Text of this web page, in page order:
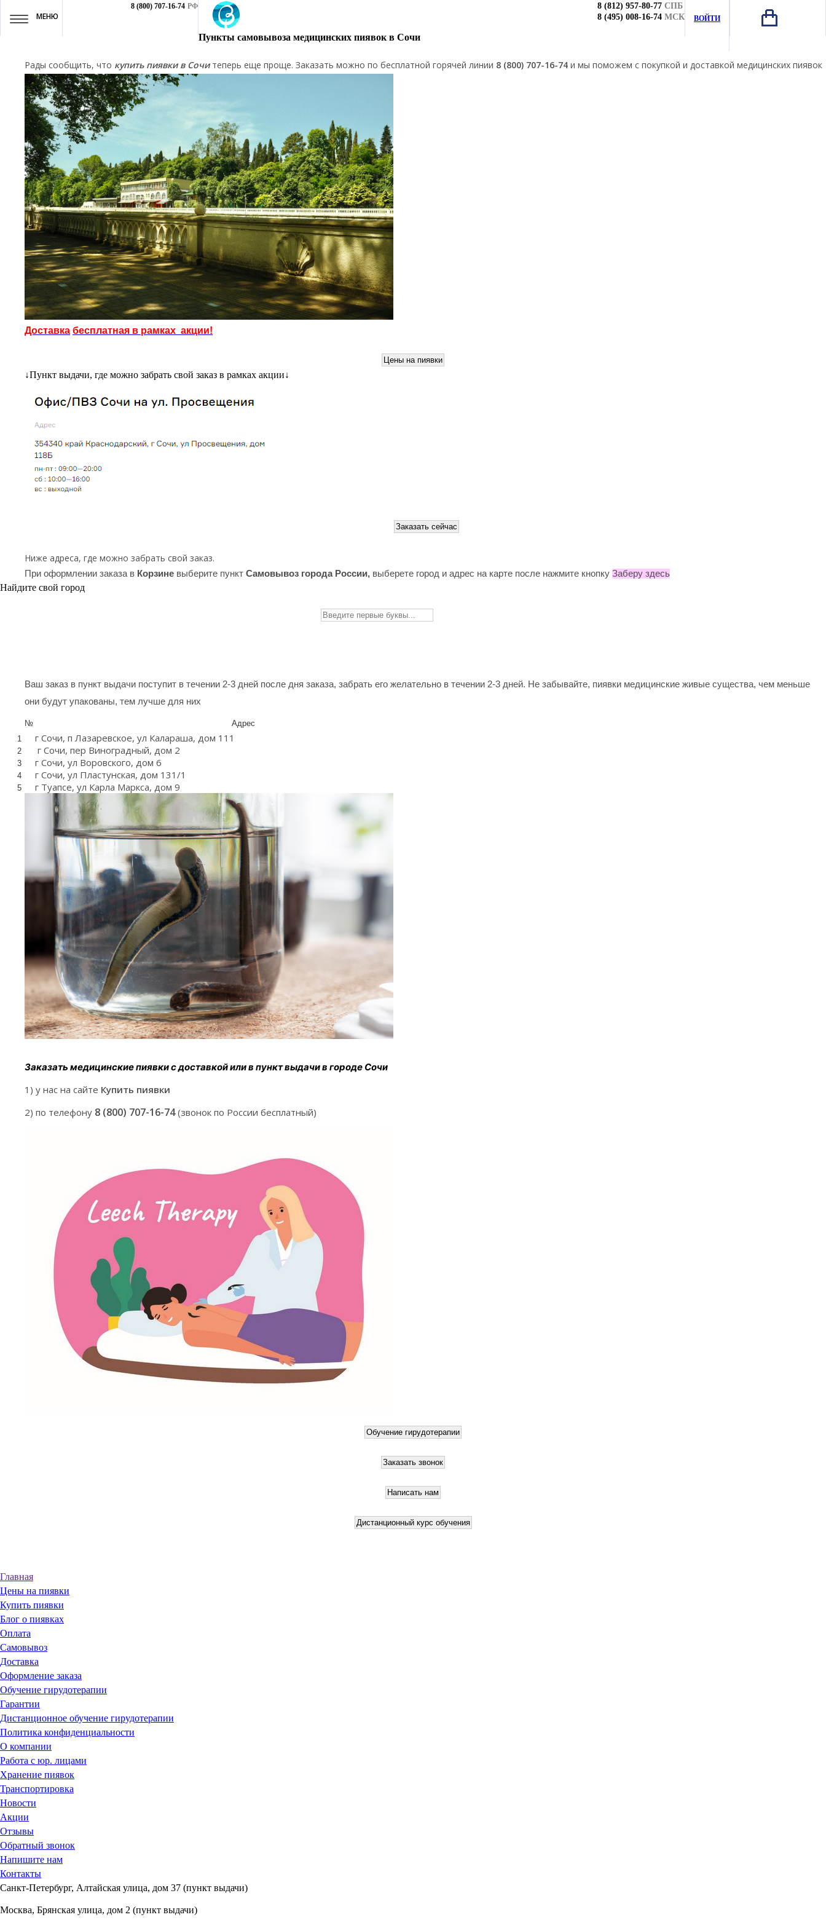
МЕНЮ
8 (800) 707-16-74 РФ 8 (812) 957-80-77 СПБ
8 (495) 008-16-74 МСК ВОЙТИ
Пункты самовывоза медицинских пиявок в Сочи
Рады сообщить, что купить пиявки в Сочитеперь еще проще. Заказать можно по бесплатной горячей линии 8 (800) 707-16-74 и мы поможем с покупкой и доставкой медицинских пиявок
Доставка бесплатная в рамках акции!
↓Пункт выдачи, где можно забрать свой заказ в рамках акции↓
Ниже адреса, где можно забрать свой заказ.
При оформлении заказа в Корзине выберите пункт Самовывоз города России, выберете город и адрес на карте после нажмите кнопку Заберу здесь
Найдите свой город
Ваш заказ в пункт выдачи поступит в течении 2-3 дней после дня заказа, забрать его желательно в течении 2-3 дней. Не забывайте, пиявки медицинские живые существа, чем меньше
они будут упакованы, тем лучше для них
№
Адрес
1
г Сочи, п Лазаревское, ул Калараша, дом 111
2 г Сочи, пер Виноградный, дом 2
3 г Сочи, ул Воровского, дом 6
4 г Сочи, ул Пластунская, дом 131/1
5 г Туапсе, ул Карла Маркса, дом 9
Заказать медицинские пиявки с доставкой или в пункт выдачи в городе Сочи
1) у нас на сайте Купить пиявки
2) по телефону 8 (800) 707-16-74 (звонок по России бесплатный)
Главная
Цены на пиявки
Купить пиявки
Блог о пиявках
Оплата
Самовывоз
Доставка
Оформление заказа
Обучение гирудотерапии
Гарантии
Дистанционное обучение гирудотерапии
Политика конфиденциальности
О компании
Работа с юр. лицами
Хранение пиявок
Транспортировка
Новости
Акции
Отзывы
Обратный звонок
Напишите нам
Контакты
Санкт-Петербург, Алтайская улица, дом 37 (пункт выдачи)
Москва, Брянская улица, дом 2 (пункт выдачи)